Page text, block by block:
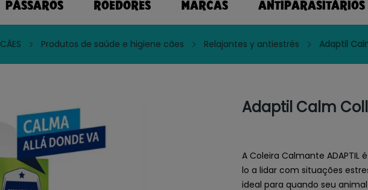
PÁSSAROS ROEDORES MARCAS ANTIPARASITÁRIOS
CÃES Produtos de saúde e higiene cães Relajantes y antiestrés Adaptil
Adaptil Calm
A Coleira Calmante
lo a lidar com situações
ideal para quando seu